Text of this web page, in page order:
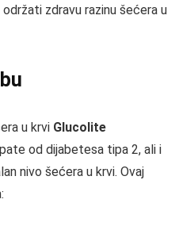
zdravu razinu šećera u
u krvi Glucolite
od dijabetesa tipa 2, ali i
nivo šećera u krvi. Ovaj